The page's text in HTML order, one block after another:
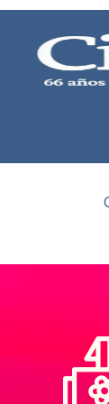
Saltar
contenido